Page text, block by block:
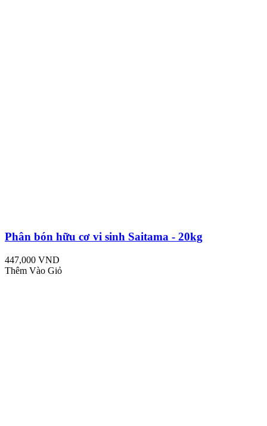
Phân bón hữu cơ vi sinh Saitama - 20kg
447,000 VND
Thêm Vào Giỏ